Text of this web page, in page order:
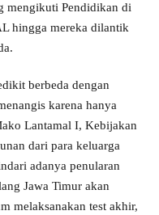
mengikuti Pendidikan di
hingga mereka dilantik
berbeda dengan
karena hanya
Lantamal I, Kebijakan
dari para keluarga
adanya penularan
Jawa Timur akan
melaksanakan test akhir,